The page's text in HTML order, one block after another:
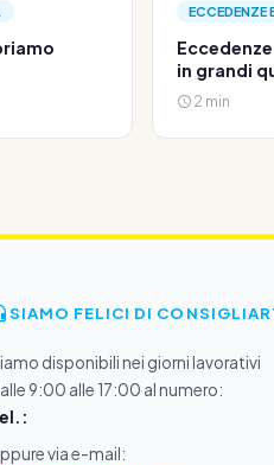
ECCEDENZE
in grandi
2 min
SIAMO FELICI DI
disponibili nei giorni lavorativi
9:00 alle 17:00 al numero:
via e-mail: